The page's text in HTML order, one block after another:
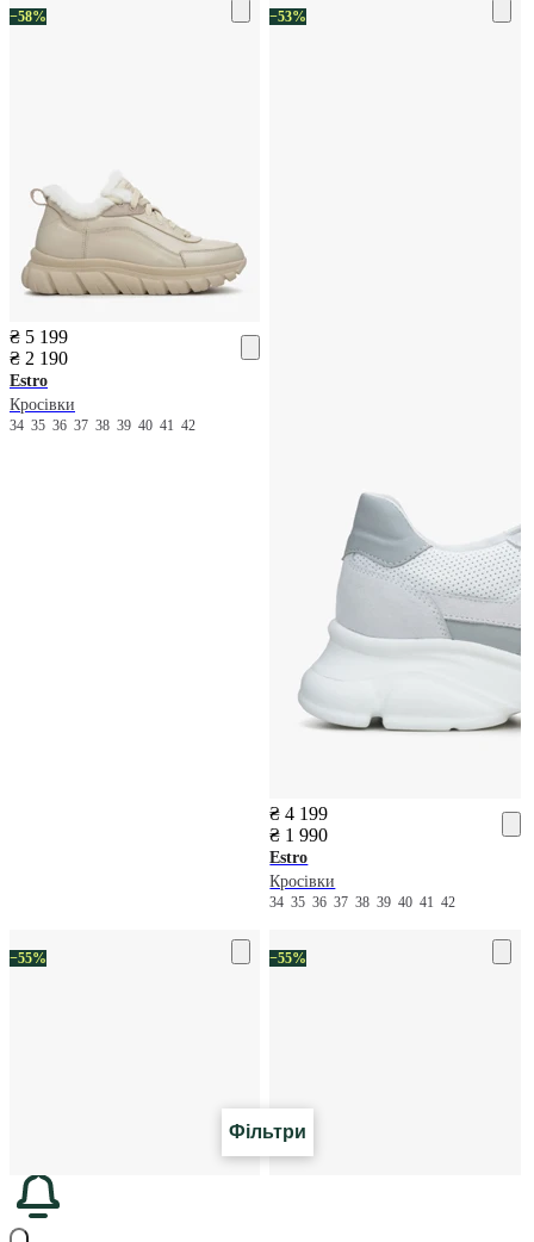
−58%
₴ 5 199
₴ 2 190
Estro
Кросівки
34 35 36 37 38 39 40 41 42
−53%
₴ 4 199
₴ 1 990
Estro
Кросівки
343536373839404142
−55% −55%
Фільтри